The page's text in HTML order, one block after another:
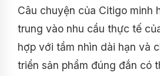
Câu chuyện của Citigo minh
trung vào nhu cầu thực tế
hợp với tầm nhìn dài hạn và
triển sản phẩm đúng đắn có